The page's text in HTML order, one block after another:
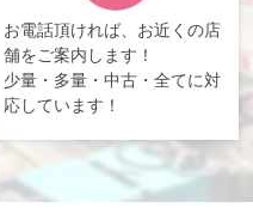
お電話頂ければ、お近くの店
舗をご案内します！
少量・多量・中古・全てに対
応しています！